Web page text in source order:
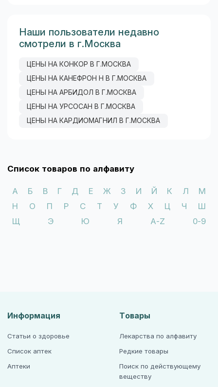
Наши пользователи недавно
смотрели в г.Москва
ЦЕНЫ НА КОНКОР В Г.МОСКВА
ЦЕНЫ НА КАНЕФРОН H В Г.МОСКВА
ЦЕНЫ НА АРБИДОЛ В Г.МОСКВА
ЦЕНЫ НА УРСОСАН В Г.МОСКВА
ЦЕНЫ НА КАРДИОМАГНИЛ В Г.МОСКВА
Список товаров по алфавиту
А Б В Г Д Е Ж З И Й К Л
М
Н
О П Р С Т У Ф Х Ц Ч
Ш
Щ
Э Ю Я A-Z 0-9
Информация
Статьи о здоровье
Список аптек
Аптеки
Товары
Лекарства по алфавиту
Редкие товары
Поиск по действующему
веществу